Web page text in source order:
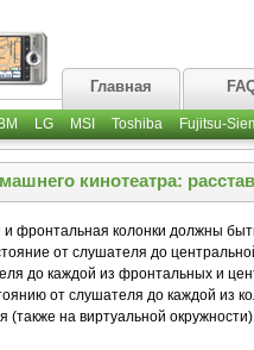
Главная
LG MSI Toshiba Fujitsu-
кинотеатра:
фронтальная колонки должны
от слушателя до
до каждой из фронтальных и
от слушателя до каждой из
(также на виртуальной